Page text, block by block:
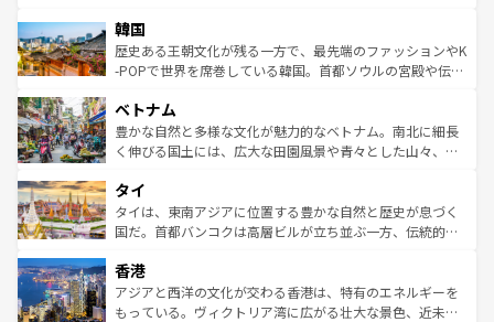
ワイを、存分に味わってほしい。 なお、新着のハワイ情報
はコンテンツ一覧を参照してほしい。
いる。アクティビティも充実しており、サーフィンやダイ
ビング、ハイキングなど、アウトドア好きにはたまらな
い。オーストラリアの多彩な魅力を存分に味わいつくそ
参照してほしい。
ン）、静ひつな山岳地帯である台湾東部など、都市の喧騒
と山間の静けさが共存しており、訪れる人に新しい発見と
驚きをもたらしてくれる。また、奥深い台湾の食文化も魅
容にもいいと評判のスイーツなど、バラエティ豊かな料理
が味わえる。 なお、新着の台湾情報は コンテンツ一覧を参
照してほしい。
韓国
歴史ある王朝文化が残る一方で、最先端のファッションやK
-POPで世界を席巻している韓国。首都ソウルの宮殿や伝統
き、地方に足を延ばせば四季折々の自然美を楽しむことが
できる。そして、キムチや焼肉、絶品のストリートフード
まで、さまざまな韓国料理が待っている。夜には、韓国な
リティに包まれながら、韓国の多彩な魅力を心ゆくまで味
わってみてほしい。 なお、新着の韓国情報はコンテンツ一
覧を参照してほしい。
ベトナム
豊かな自然と多様な文化が魅力的なベトナム。南北に細長
く伸びる国土には、広大な田園風景や青々とした山々、世
急速な発展と共に伝統が息づく。ハノイの古い町並みやホ
ーチミン市のフランス統治時代の建物も、独特の雰囲気を
醸し出している。また、バラエティの豊かさとおいしさで
とつ。フォーやバインミー、ベトナムコーヒーなどは、ぜ
ひ現地で味わいたい。どの地域を訪れてもあたたかい人々
が旅行者を迎えてくれるので、きっと忘れられない旅にな
タイ
タイは、東南アジアに位置する豊かな自然と歴史が息づく
国だ。首都バンコクは高層ビルが立ち並ぶ一方、伝統的な
の活気が交差している。北部ではチェンマイなどの山岳地
帯で自然と触れ合い、南部ではプーケットやクラビの美し
いビーチでリゾート気分を楽しむことができる。タイ料理
香港
アジアと西洋の文化が交わる香港は、特有のエネルギーを
もっている。ヴィクトリア湾に広がる壮大な景色、近未来